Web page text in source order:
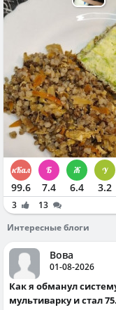
99.6 7.4 6.4 3.2
3
13
Интересные блоги
Вова
01-08-2026
Как я обманул систему, купил
мультиварку и стал